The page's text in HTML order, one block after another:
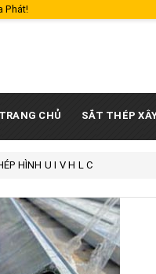
Phát!
TRANG CHỦ SẮT THÉP
HÌNH U I V H L C